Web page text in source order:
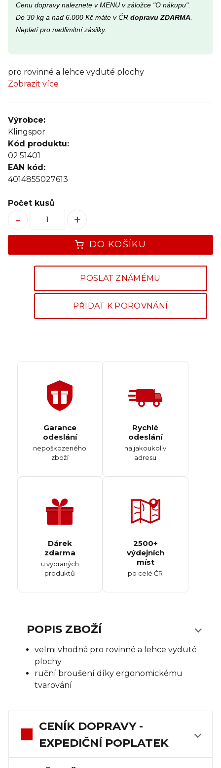
Cenu dopravy naleznete v MENU v záložce "O nákupu".
Do 30 kg a nad 6.000 Kč máte v ČR dopravu ZDARMA
Neplatí pro nadlimitní zásilky.
pro rovinné a lehce vyduté plochy
Zobrazit více
Výrobce:
Klingspor
Kód produktu:
02.51401
EAN kód:
4014855027613
DO KOŠÍKU
Počet kusů
+
-
POSLAT ZNÁMÉMU
PŘIDAT K POROVNÁNÍ
Garance
odeslání
nepoškozeného
zboží
Rychlé
odeslání
na jakoukoliv
adresu
Dárek
zdarma
u vybraných
produktů
2500+
výdejních
míst
po celé ČR
POPIS ZBOŽÍ
velmi vhodná pro rovinné a lehce vyduté
plochy
ruční broušení díky ergonomickému
tvarování
CENÍK DOPRAVY -
EXPEDIČNÍ POPLATEK